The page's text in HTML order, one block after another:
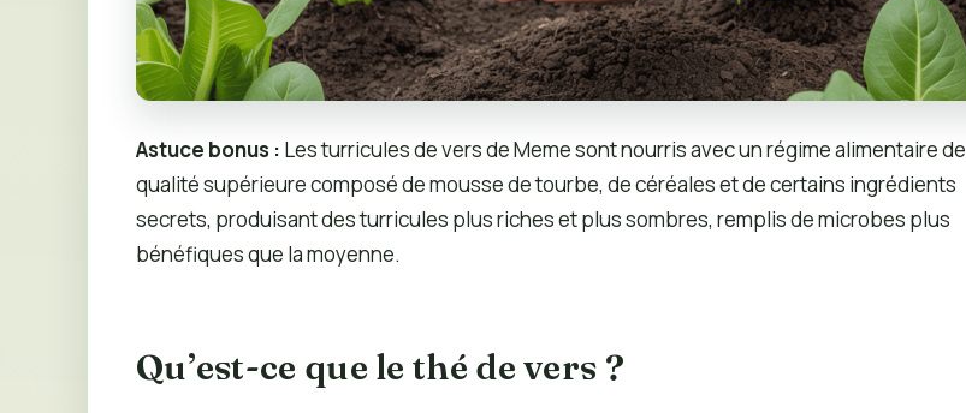
Astuce bonus : Les turricules de vers de Meme sont nourris avec un régime alimentaire de
qualité supérieure composé de mousse de tourbe, de céréales et de certains ingrédients
secrets, produisant des turricules plus riches et plus sombres, remplis de microbes plus
bénéfiques que la moyenne.
Qu’est-ce que le thé de vers ?